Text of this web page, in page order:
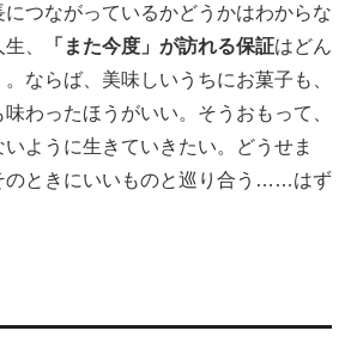
につながっているかどうかはわからな
、
「また今度」が訪れる保証はどん
ならば、美味しいうちにお菓子も、
わったほうがいい。そうおもって、
ように生きていきたい。どうせま
のときにいいものと巡り合う……はず